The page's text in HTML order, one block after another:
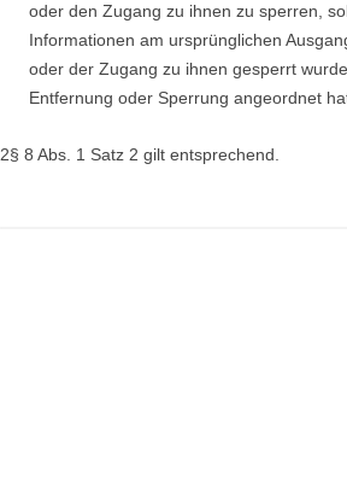
oder den Zugang zu ihnen zu sperren,
Informationen am ursprünglichen
oder der Zugang zu ihnen gesperrt
Entfernung oder Sperrung angeordnet
2§ 8 Abs. 1 Satz 2 gilt entsprechend.